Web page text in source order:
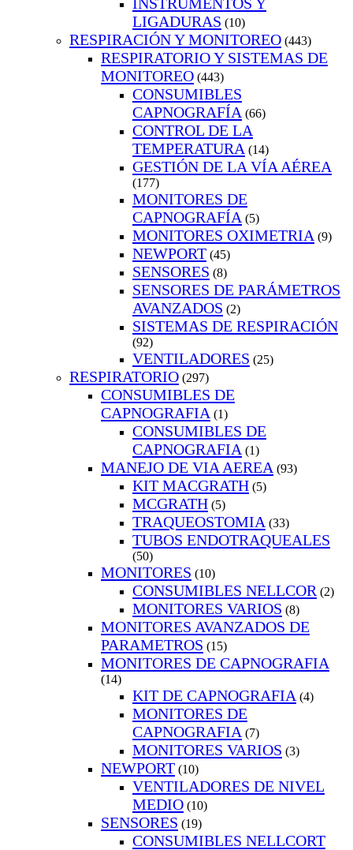
LIGADURAS (10)
RESPIRACIÓN Y MONITOREO (443)
RESPIRATORIO Y SISTEMAS DE
MONITOREO (443)
CONSUMIBLES
CAPNOGRAFÍA (66)
CONTROL DE LA
TEMPERATURA (14)
GESTIÓN DE LA VÍA AÉREA
(177)
MONITORES DE
CAPNOGRAFÍA (5)
MONITORES OXIMETRIA (9)
NEWPORT (45)
SENSORES (8)
SENSORES DE PARÁMETROS
AVANZADOS (2)
SISTEMAS DE RESPIRACIÓN
(92)
VENTILADORES (25)
RESPIRATORIO (297)
CONSUMIBLES DE
CAPNOGRAFIA (1)
CONSUMIBLES DE
CAPNOGRAFIA (1)
MANEJO DE VIA AEREA (93)
KIT MACGRATH (5)
MCGRATH (5)
TRAQUEOSTOMIA (33)
TUBOS ENDOTRAQUEALES
(50)
MONITORES (10)
CONSUMIBLES NELLCOR (2)
MONITORES VARIOS (8)
MONITORES AVANZADOS DE
PARAMETROS (15)
MONITORES DE CAPNOGRAFIA
(14)
KIT DE CAPNOGRAFIA (4)
MONITORES DE
CAPNOGRAFIA (7)
MONITORES VARIOS (3)
NEWPORT (10)
VENTILADORES DE NIVEL
MEDIO (10)
SENSORES (19)
CONSUMIBLES NELLCORT